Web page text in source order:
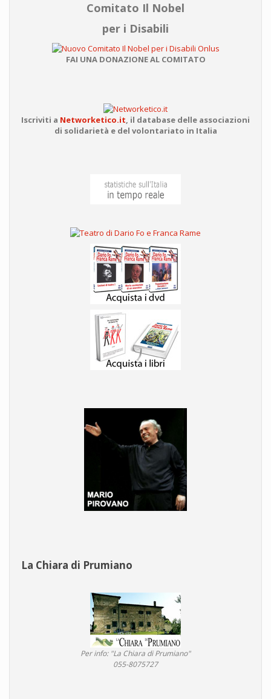
Comitato Il Nobel
per i Disabili
FAI UNA DONAZIONE AL COMITATO
Iscriviti a Networketico.it, il database delle associazioni
di solidarietà e del volontariato in Italia
La Chiara di Prumiano
Per info: "La Chiara di Prumiano"
055-8075727